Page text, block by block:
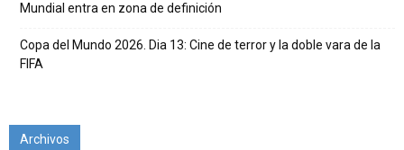
Mundial entra en zona de definición
Copa del Mundo 2026. Dia 13: Cine de terror y la doble vara de la
FIFA
Archivos